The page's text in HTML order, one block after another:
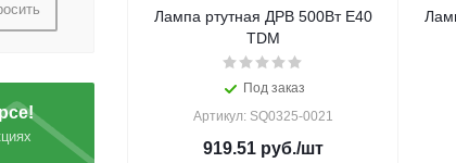
Лампа ртутная ДРВ 500Вт Е40
TDM
Под заказ
Артикул: SQ0325-0021
919.51 руб./шт